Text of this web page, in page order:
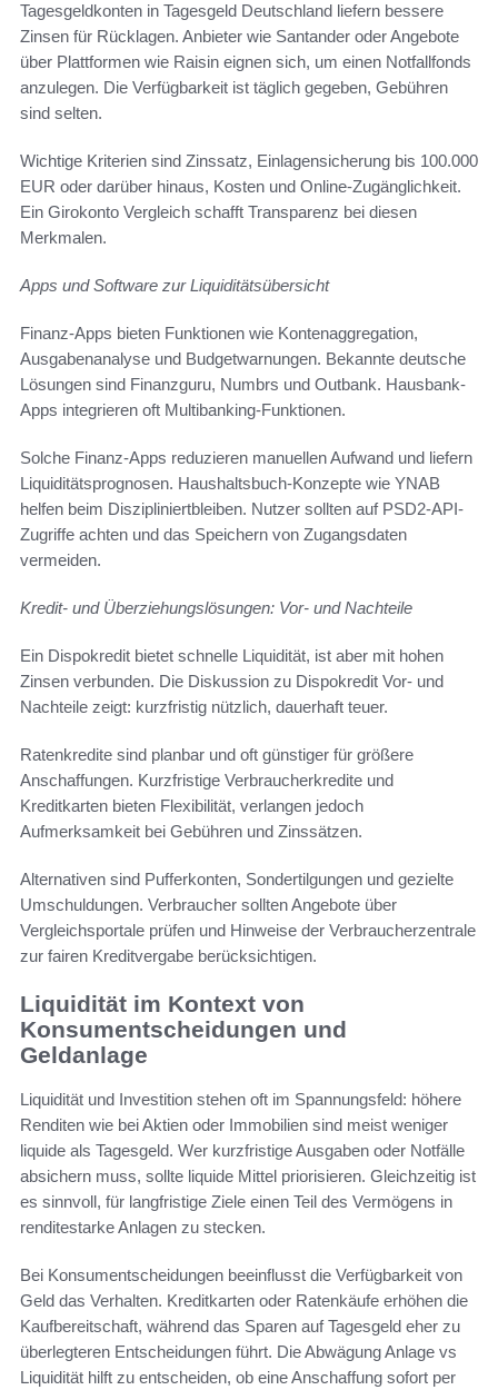
Tagesgeldkonten in Tagesgeld Deutschland liefern bessere
Zinsen für Rücklagen. Anbieter wie Santander oder Angebote
über Plattformen wie Raisin eignen sich, um einen Notfallfonds
anzulegen. Die Verfügbarkeit ist täglich gegeben, Gebühren
sind selten.
Wichtige Kriterien sind Zinssatz, Einlagensicherung bis 100.000
EUR oder darüber hinaus, Kosten und Online-Zugänglichkeit.
Ein Girokonto Vergleich schafft Transparenz bei diesen
Merkmalen.
Apps und Software zur Liquiditätsübersicht
Finanz-Apps bieten Funktionen wie Kontenaggregation,
Ausgabenanalyse und Budgetwarnungen. Bekannte deutsche
Lösungen sind Finanzguru, Numbrs und Outbank. Hausbank-
Apps integrieren oft Multibanking-Funktionen.
Solche Finanz-Apps reduzieren manuellen Aufwand und liefern
Liquiditätsprognosen. Haushaltsbuch-Konzepte wie YNAB
helfen beim Diszipliniertbleiben. Nutzer sollten auf PSD2-API-
Zugriffe achten und das Speichern von Zugangsdaten
vermeiden.
Kredit- und Überziehungslösungen: Vor- und Nachteile
Ein Dispokredit bietet schnelle Liquidität, ist aber mit hohen
Zinsen verbunden. Die Diskussion zu Dispokredit Vor- und
Nachteile zeigt: kurzfristig nützlich, dauerhaft teuer.
Ratenkredite sind planbar und oft günstiger für größere
Anschaffungen. Kurzfristige Verbraucherkredite und
Kreditkarten bieten Flexibilität, verlangen jedoch
Aufmerksamkeit bei Gebühren und Zinssätzen.
Alternativen sind Pufferkonten, Sondertilgungen und gezielte
Umschuldungen. Verbraucher sollten Angebote über
Vergleichsportale prüfen und Hinweise der Verbraucherzentrale
zur fairen Kreditvergabe berücksichtigen.
Liquidität im Kontext von
Konsumentscheidungen und
Geldanlage
Liquidität und Investition stehen oft im Spannungsfeld: höhere
Renditen wie bei Aktien oder Immobilien sind meist weniger
liquide als Tagesgeld. Wer kurzfristige Ausgaben oder Notfälle
absichern muss, sollte liquide Mittel priorisieren. Gleichzeitig ist
es sinnvoll, für langfristige Ziele einen Teil des Vermögens in
renditestarke Anlagen zu stecken.
Bei Konsumentscheidungen beeinflusst die Verfügbarkeit von
Geld das Verhalten. Kreditkarten oder Ratenkäufe erhöhen die
Kaufbereitschaft, während das Sparen auf Tagesgeld eher zu
überlegteren Entscheidungen führt. Die Abwägung Anlage vs
Liquidität hilft zu entscheiden, ob eine Anschaffung sofort per